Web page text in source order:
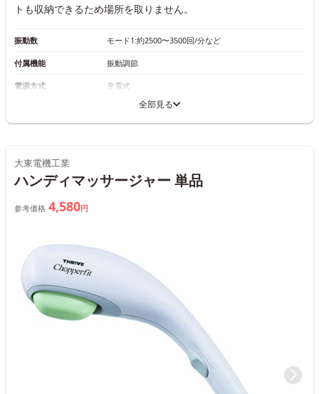
トも収納できるため場所を取りません。
振動数 モード1:約2500〜3500回/分など
付属機能 振動調節
電源方式 充電式
全部見る
大東電機工業
ハンディマッサージャー 単品
参考価格 4,580円